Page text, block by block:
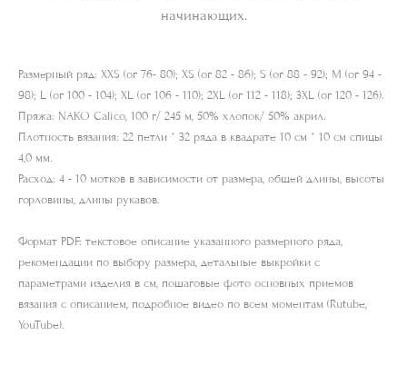
начинающих.
Размерный ряд: XXS (ог 76- 80); XS (ог 82 - 86); S (ог 88 - 92); M (ог 94 -
98); L (ог 100 - 104); XL (ог 106 - 110); 2XL (ог 112 - 118); 3XL (ог 120 - 126).
Пряжа: NAKO Calico, 100 г/ 245 м, 50% хлопок/ 50% акрил.
Плотность вязания: 22 петли * 32 ряда в квадрате 10 см * 10 см спицы
4,0 мм.
Расход: 4 - 10 мотков в зависимости от размера, общей длины, высоты
горловины, длины рукавов.
Формат PDF: текстовое описание указанного размерного ряда,
рекомендации по выбору размера, детальные выкройки с
параметрами изделия в см, пошаговые фото основных приемов
вязания с описанием, подробное видео по всем моментам (Rutube,
YouTube).